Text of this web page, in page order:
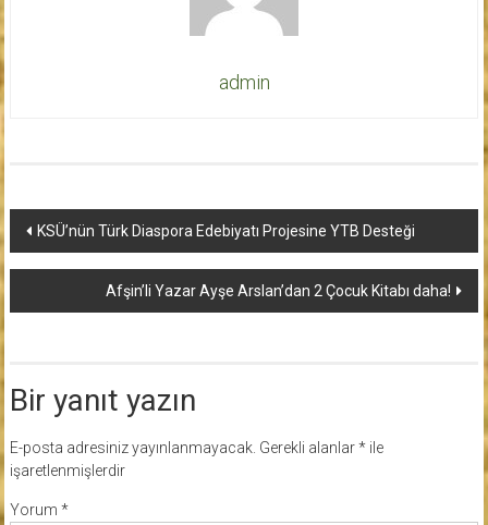
admin
Yazı
dolaşımı
KSÜ’nün Türk Diaspora Edebiyatı Projesine YTB Desteği
Afşin’li Yazar Ayşe Arslan’dan 2 Çocuk Kitabı daha!
Bir yanıt yazın
E-posta adresiniz yayınlanmayacak. Gerekli alanlar*ile
işaretlenmişlerdir
Yorum *